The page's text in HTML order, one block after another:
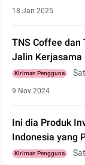
18 Jan 2025
TNS Coffee
Jalin
Kiriman Pengguna
9 Nov 2024
Ini dia Produk
Indonesia yang
Kiriman Pengguna